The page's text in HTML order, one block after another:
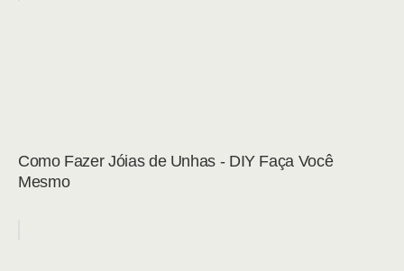
Como Fazer Jóias de Unhas - DIY Faça Você
Mesmo